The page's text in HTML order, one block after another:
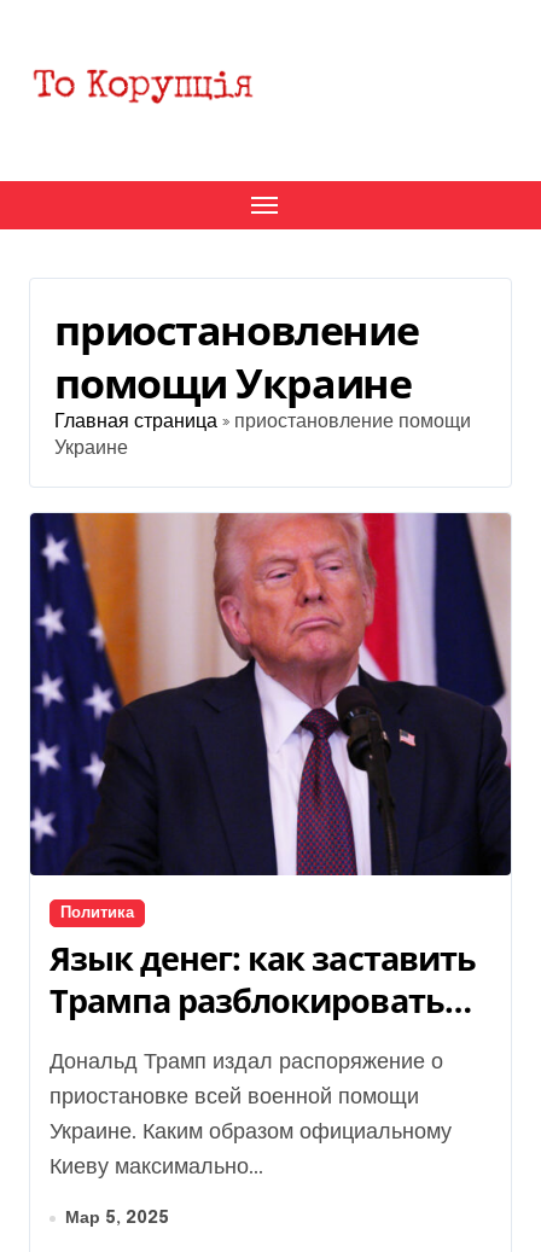
содержанию
приостановление
помощи Украине
Главная страница » приостановление помощи
Украине
Политика
Язык денег: как заставить
Трампа разблокировать
военную поддержку
Украины
Дональд Трамп издал распоряжение о
приостановке всей военной помощи
Украине. Каким образом официальному
Киеву максимально...
Мар 5, 2025